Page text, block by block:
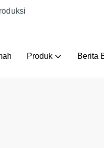
Produk Berita